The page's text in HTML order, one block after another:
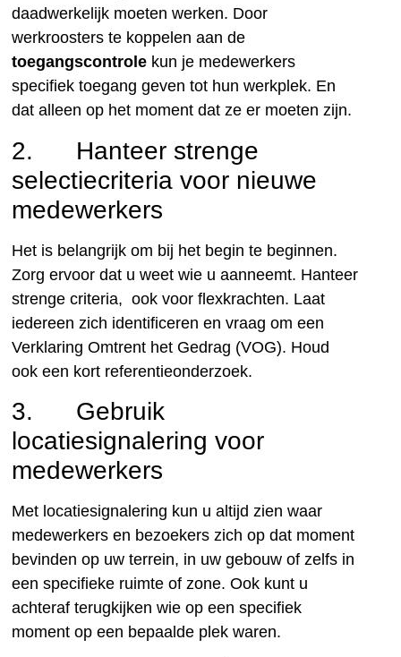
daadwerkelijk moeten werken. Door
werkroosters te koppelen aan de
toegangscontrole kun je medewerkers
specifiek toegang geven tot hun werkplek. En
dat alleen op het moment dat ze er moeten zijn.
2. Hanteer strenge
selectiecriteria voor nieuwe
medewerkers
Het is belangrijk om bij het begin te beginnen.
Zorg ervoor dat u weet wie u aanneemt. Hanteer
strenge criteria, ook voor flexkrachten. Laat
iedereen zich identificeren en vraag om een
Verklaring Omtrent het Gedrag (VOG). Houd
ook een kort referentieonderzoek.
3. Gebruik
locatiesignalering voor
medewerkers
Met locatiesignalering kun u altijd zien waar
medewerkers en bezoekers zich op dat moment
bevinden op uw terrein, in uw gebouw of zelfs in
een specifieke ruimte of zone. Ook kunt u
achteraf terugkijken wie op een specifiek
moment op een bepaalde plek waren.